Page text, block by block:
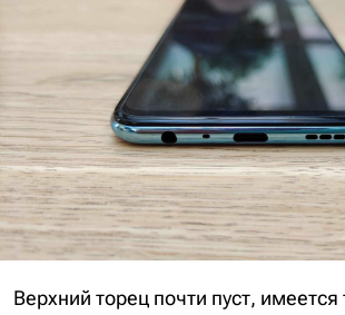
Верхний торец почти пуст, имеется